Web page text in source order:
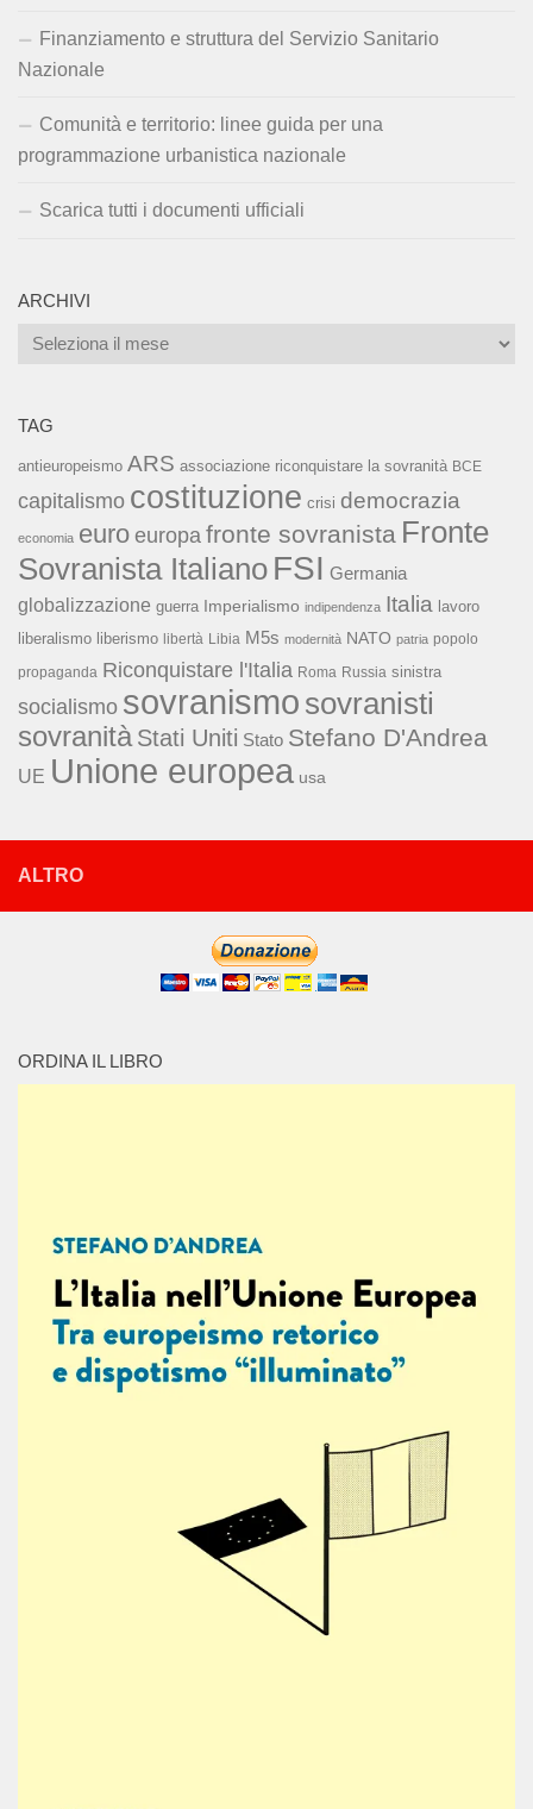
Finanziamento e struttura del Servizio Sanitario
Nazionale
Comunità e territorio: linee guida per una
programmazione urbanistica nazionale
Scarica tutti i documenti ufficiali
ARCHIVI
Archivi
TAG
antieuropeismo ARS associazione riconquistare la sovranità BCE
capitalismo costituzione crisi democrazia
economia euro europa fronte sovranista Fronte
Sovranista Italiano FSI Germania
globalizzazione guerra Imperialismo indipendenza Italia lavoro
liberalismo liberismo libertà Libia M5s modernità NATO patria popolo
propaganda Riconquistare l'Italia Roma Russia sinistra
socialismo sovranismo sovranisti
sovranità Stati Uniti Stato Stefano D'Andrea
UE Unione europea usa
ALTRO
ORDINA IL LIBRO